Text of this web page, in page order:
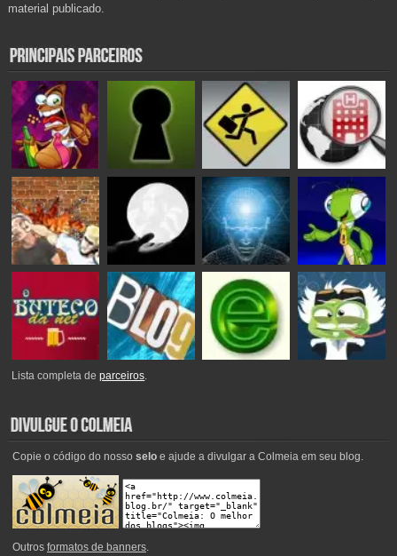
material publicado.
Lista completa deparceiros.
Copie o código do nosso seloe ajude a divulgar a Colmeia em seu blog.
Outros formatos de banners.